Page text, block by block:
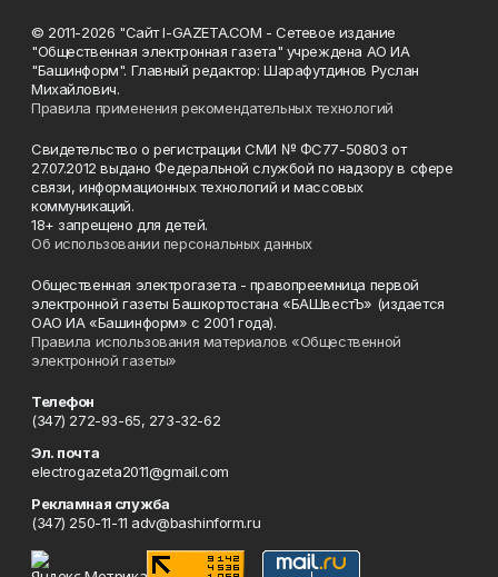
© 2011-2026 "Сайт I-GAZETA.COM - Сетевое издание
"Общественная электронная газета" учреждена АО ИА
"Башинформ". Главный редактор: Шарафутдинов Руслан
Михайлович.
Правила применения рекомендательных технологий
Свидетельство о регистрации СМИ № ФС77-50803 от
27.07.2012 выдано Федеральной службой по надзору в сфере
связи, информационных технологий и массовых
коммуникаций.
18+ запрещено для детей.
Об использовании персональных данных
Общественная электрогазета - правопреемница первой
электронной газеты Башкортостана «БАШвестЪ» (издается
ОАО ИА «Башинформ» с 2001 года).
Правила использования материалов «Общественной
электронной газеты»
Телефон
(347) 272-93-65, 273-32-62
Эл. почта
electrogazeta2011@gmail.com
Рекламная служба
(347) 250-11-11 adv@bashinform.ru